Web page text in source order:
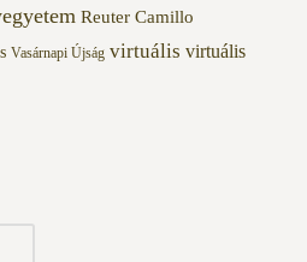
Reuter Camillo
Vasárnapi Újság virtuális virtuális